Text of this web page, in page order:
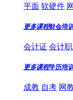
平面 软硬件
更多课程财会培训
会计证 会计
更多课程学历培训
成教 自考 网